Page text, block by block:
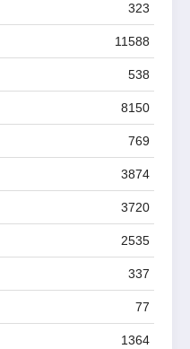
323
11588
538
8150
769
3874
3720
2535
337
77
1364